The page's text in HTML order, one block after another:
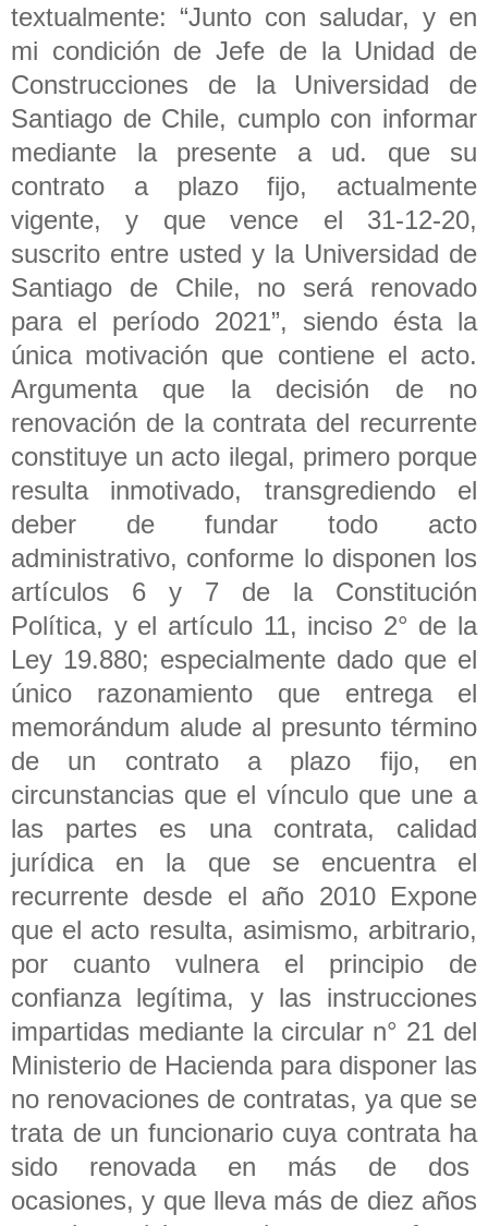
textualmente: “Junto con saludar, y en
mi condición de Jefe de la Unidad de
Construcciones de la Universidad de
Santiago de Chile, cumplo con informar
mediante la presente a ud. que su
contrato a plazo fijo, actualmente
vigente, y que vence el 31-12-20,
suscrito entre usted y la Universidad de
Santiago de Chile, no será renovado
para el período 2021”, siendo ésta la
única motivación que contiene el acto.
Argumenta que la decisión de no
renovación de la contrata del recurrente
constituye un acto ilegal, primero porque
resulta inmotivado, transgrediendo el
deber de fundar todo acto
administrativo, conforme lo disponen los
artículos 6 y 7 de la Constitución
Política, y el artículo 11, inciso 2° de la
Ley 19.880; especialmente dado que el
único razonamiento que entrega el
memorándum alude al presunto término
de un contrato a plazo fijo, en
circunstancias que el vínculo que une a
las partes es una contrata, calidad
jurídica en la que se encuentra el
recurrente desde el año 2010 Expone
que el acto resulta, asimismo, arbitrario,
por cuanto vulnera el principio de
confianza legítima, y las instrucciones
impartidas mediante la circular n° 21 del
Ministerio de Hacienda para disponer las
no renovaciones de contratas, ya que se
trata de un funcionario cuya contrata ha
sido renovada en más de dos
ocasiones, y que lleva más de diez años